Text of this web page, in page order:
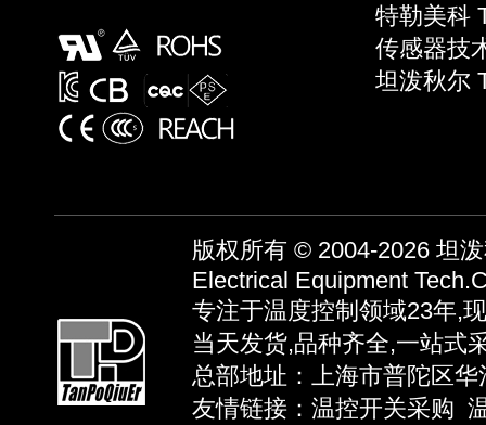
特勒美科
传感器技
坦泼秋尔
版权所有 © 2004-2026 坦
Electrical Equipment
专注于温度控制领域23年,
当天发货,品种齐全,一站式
总部地址：上海市普陀区
友情链接： 温控开关采购